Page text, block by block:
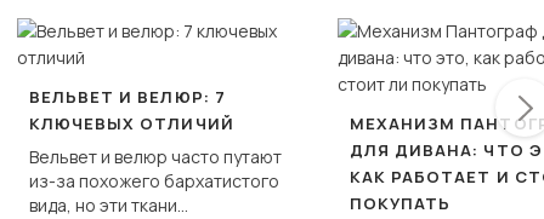
ВЕЛЬВЕТ И ВЕЛЮР: 7
КЛЮЧЕВЫХ ОТЛИЧИЙ
Вельвет и велюр часто путают
из-за похожего бархатистого
вида, но эти ткани
МЕХАНИЗМ
ДЛЯ ДИВАНА: ЧТО
КАК РАБОТАЕТ И
ПОКУПАТЬ